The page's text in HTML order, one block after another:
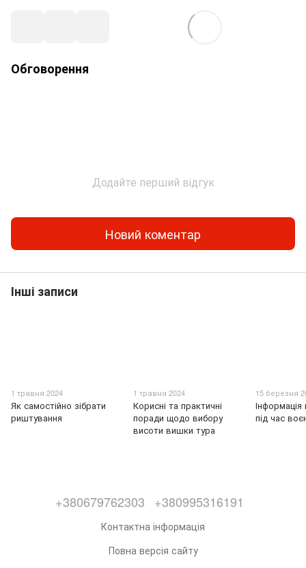
Обговорення
Додайте перший відгук
Новий коментар
Інші записи
1 травня 2024
Як самостійно зібрати
риштування
1 травня 2024
Корисні та практичні
поради щодо вибору
висоти вишки тура
15 березня
під час
+380679762303 +380995316191
Контактна інформація
Повна версія сайту